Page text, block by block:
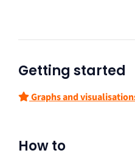
Getting started
Graphs and
How to